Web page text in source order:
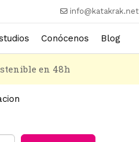
info@katakrak.net
Conócenos Blog
en 48h